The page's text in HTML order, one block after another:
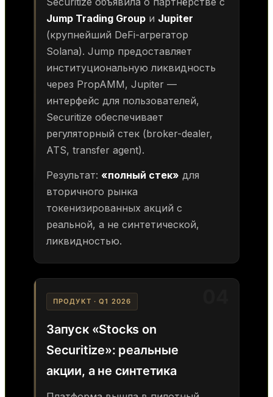
Jump Trading Group и Jupiter
(крупнейший DeFi-агрегатор
Solana). Jump предоставляет
институциональную ликвидность
через PropAMM, Jupiter —
интерфейс для пользователей,
Securitize обеспечивает
регуляторный стек (broker-dealer,
ATS, transfer agent).
Результат: «полный стек» для
вторичного рынка
токенизированных акций с
реальной, а не синтетической,
ликвидностью.
ПРОДУКТ · Q1 2026
Запуск «Stocks on
Securitize»: реальные
акции, а не синтетика